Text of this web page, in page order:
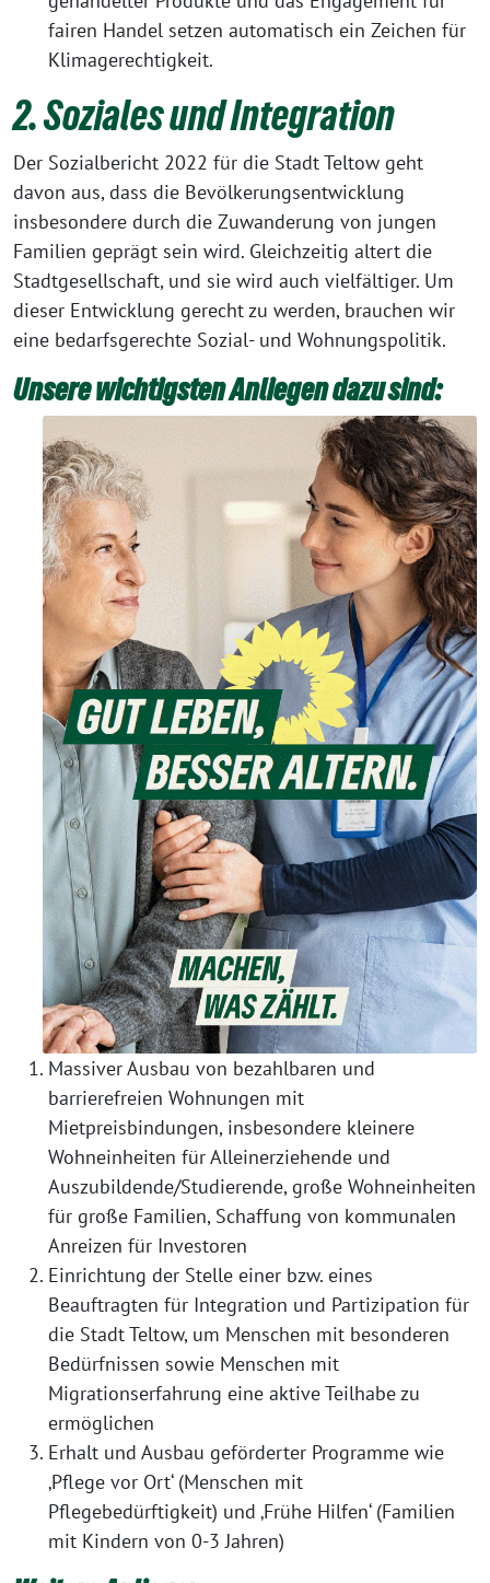
fairen Handel setzen automatisch ein Zeichen für
Klimagerechtigkeit.
2. Soziales und Integration
Der Sozialbericht 2022 für die Stadt Teltow geht
davon aus, dass die Bevölkerungsentwicklung
insbesondere durch die Zuwanderung von jungen
Familien geprägt sein wird. Gleichzeitig altert die
Stadtgesellschaft, und sie wird auch vielfältiger. Um
dieser Entwicklung gerecht zu werden, brauchen wir
eine bedarfsgerechte Sozial- und Wohnungspolitik.
Unsere wichtigsten Anliegen dazu sind:
Massiver Ausbau von bezahlbaren und
barrierefreien Wohnungen mit
Mietpreisbindungen, insbesondere kleinere
Wohneinheiten für Alleinerziehende und
Auszubildende/Studierende, große Wohneinheiten
für große Familien, Schaffung von kommunalen
Anreizen für Investoren
Einrichtung der Stelle einer bzw. eines
Beauftragten für Integration und Partizipation für
die Stadt Teltow, um Menschen mit besonderen
Bedürfnissen sowie Menschen mit
Migrationserfahrung eine aktive Teilhabe zu
ermöglichen
Erhalt und Ausbau geförderter Programme wie
‚Pflege vor Ort‘ (Menschen mit
Pflegebedürftigkeit) und ‚Frühe Hilfen‘ (Familien
mit Kindern von 0-3 Jahren)